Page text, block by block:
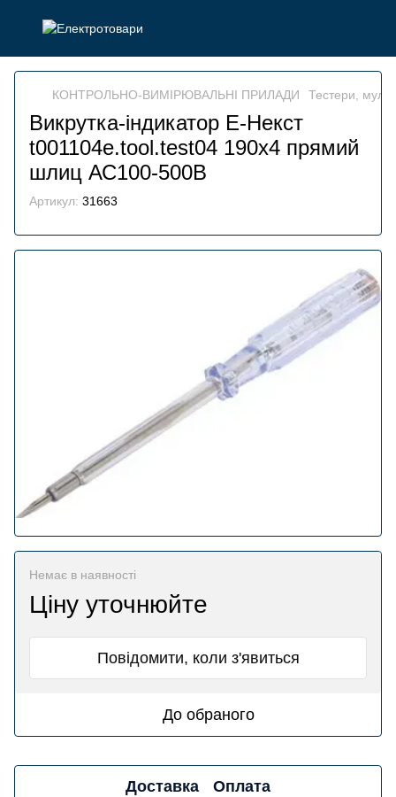
КОНТРОЛЬНО-ВИМІРЮВАЛЬНІ ПРИЛАДИ Тестери,
Викрутка-індикатор Е-Некст
t001104e.tool.test04 190х4 прямий
шлиц АС100-500В
Артикул: 31663
Немає в наявності
Ціну уточнюйте
Повідомити, коли з'явиться
До обраного
Доставка Оплата